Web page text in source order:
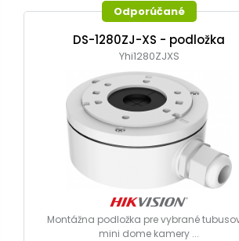
Odporúčané
DS-1280ZJ-XS - podložka
Yhi1280ZJXS
Montážna podložka pre vybrané
mini dome kamery ...